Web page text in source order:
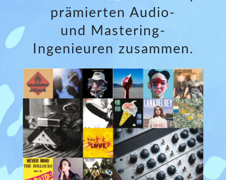
prämierten Audio-
und Mastering-
Ingenieuren zusammen.